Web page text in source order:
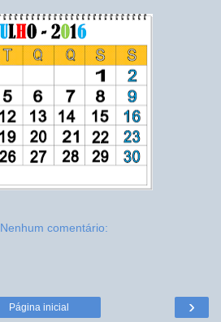
Nenhum comentário:
›
Página inicial